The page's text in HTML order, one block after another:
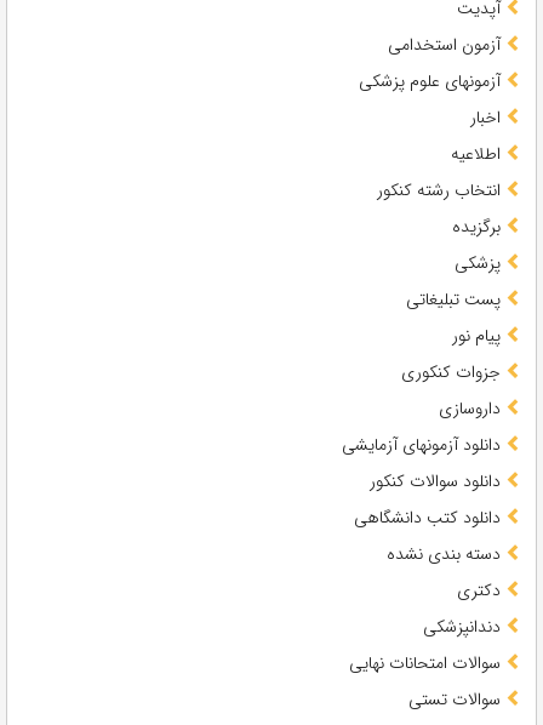
آپدیت
آزمون استخدامی
آزمونهای علوم پزشکی
اخبار
اطلاعیه
انتخاب رشته کنکور
برگزیده
پزشکی
پست تبلیغاتی
پیام نور
جزوات کنکوری
داروسازی
دانلود آزمونهای آزمایشی
دانلود سوالات کنکور
دانلود کتب دانشگاهی
دسته بندی نشده
دکتری
دندانپزشکی
سوالات امتحانات نهایی
سوالات تستی